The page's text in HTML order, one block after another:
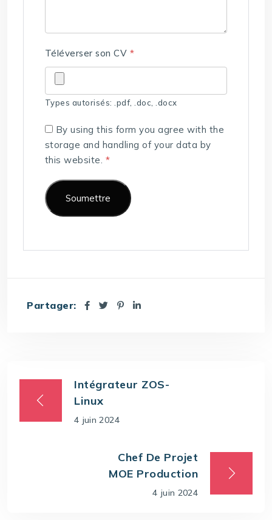
Téléverser son CV *
Types autorisés: .pdf, .doc, .docx
By using this form you agree with the
storage and handling of your data by
this website. *
Partager:
Intégrateur ZOS-
Linux
4 juin 2024
Chef De Projet
MOE Production
4 juin 2024